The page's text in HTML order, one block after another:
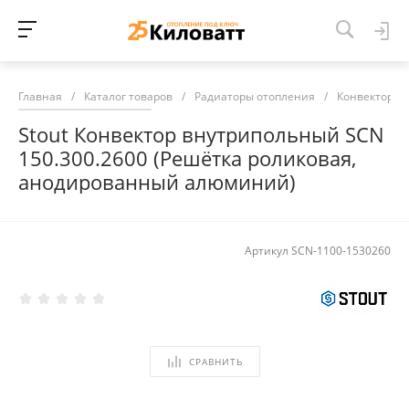
Главная / Каталог товаров / Радиаторы отопления / Конвекторы
Stout Конвектор внутрипольный SCN
150.300.2600 (Решётка роликовая,
анодированный алюминий)
Артикул SCN-1100-1530260
СРАВНИТЬ